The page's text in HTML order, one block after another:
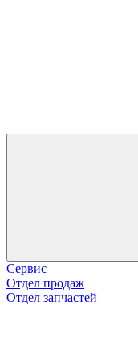
Сервис
Отдел продаж
Отдел запчастей